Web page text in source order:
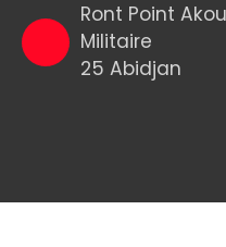
Ront Point
Militaire
25 Abidjan